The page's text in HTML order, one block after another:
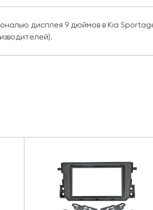
дисплея 9 дюймов в Kia